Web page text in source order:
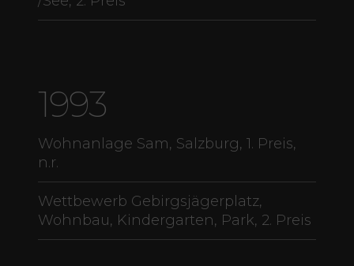
1993
Wohnanlage Sam, Salzburg, 1. Preis,
n.r.
Wettbewerb Gebirgsjägerplatz,
Wohnbau, Kindergarten, Park, 2. Preis